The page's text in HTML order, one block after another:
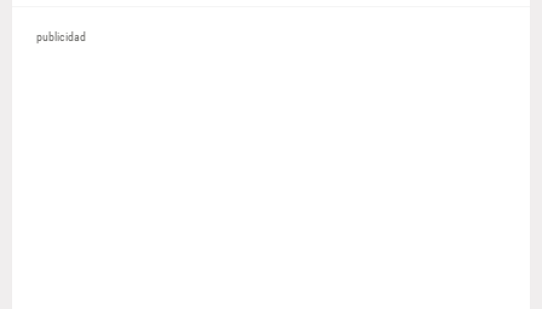
publicidad